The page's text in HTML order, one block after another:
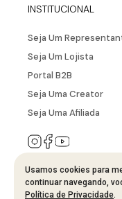
Usamos cookies para
continuar navegando,
Política de Privacidade.
INSTITUCIONAL
Seja Um
Seja Um Lojista
Portal B2B
Seja Uma Creator
Seja Uma Afiliada
SAC